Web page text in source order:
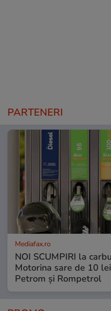
PARTENERI
Mediafax.ro
NOI SCUMPIRI la
Motorina sare de 10
Petrom și Rompetrol